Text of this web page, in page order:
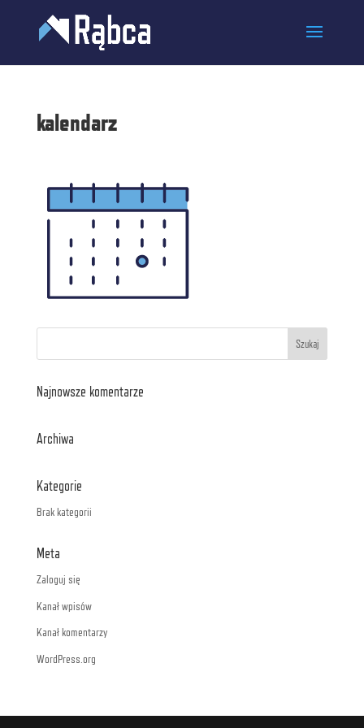
kalendarz
Najnowsze komentarze
Archiwa
Kategorie
Brak kategorii
Meta
Zaloguj się
Kanał wpisów
Kanał komentarzy
WordPress.org